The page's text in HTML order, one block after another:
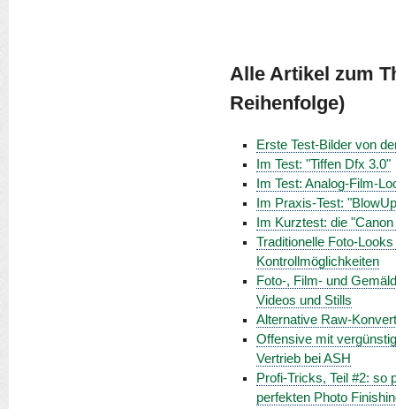
Alle Artikel zum
Reihenfolge)
Erste Test-Bilder von
Im Test: "Tiffen Dfx 3.0"
Im Test: Analog-Film-
Im Praxis-Test:
Im Kurztest: die
Traditionelle Foto-
Kontrollmöglichkeiten
Foto-, Film- und
Videos und Stills
Alternative Raw-
Offensive mit
Vertrieb bei ASH
Profi-Tricks, Teil #2: so
perfekten Photo